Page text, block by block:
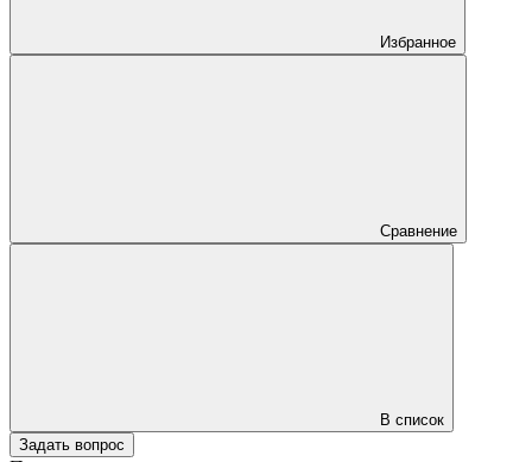
Избранное
Сравнение
В список
Задать вопрос